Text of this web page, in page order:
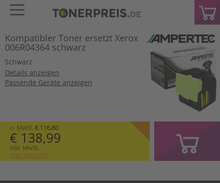
Kompatibler Toner ersetzt Xerox
006R04364 schwarz
Schwarz
Details anzeigen
Passende Geräte anzeigen
o. MwSt. € 116,80
€ 138,99
inkl. MwSt.
zzgl. Versand